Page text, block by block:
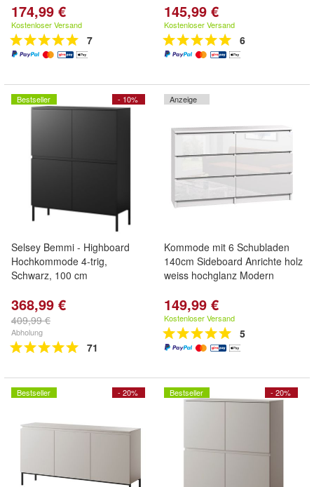
174,99 €
Kostenloser Versand
7
145,99 €
Kostenloser Versand
6
- 10%
Bestseller
Selsey Bemmi - Highboard
Hochkommode 4-trig,
Schwarz, 100 cm
368,99 €
409,99 €
Abholung
71
Anzeige
Kommode mit 6 Schubladen
140cm Sideboard Anrichte holz
weiss hochglanz Modern
149,99 €
Kostenloser Versand
5
- 20%
Bestseller - 20%
Bestseller